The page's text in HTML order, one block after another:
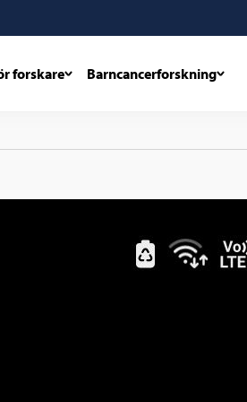
forskare Barncancerforskning